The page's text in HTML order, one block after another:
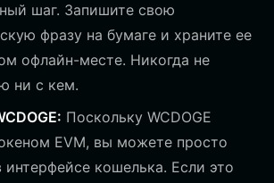
шаг. Запишите свою
фразу на бумаге и храните ее
офлайн-месте. Никогда не
ни с кем.
Поскольку WCDOGE
EVM, вы можете просто
интерфейсе кошелька. Если это